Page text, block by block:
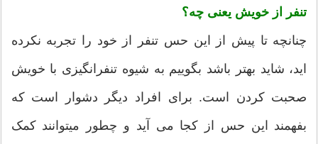
تنفر از خویش یعنی چه؟
چنانچه تا پیش از این حس تنفر از خود را تجربه نکرده
اید، شاید بهتر باشد بگوییم به شیوه تنفرانگیزی با خویش
صحبت کردن است. برای افراد دیگر دشوار است که
بفهمند این حس از کجا می آید و چطور میتوانند کمک